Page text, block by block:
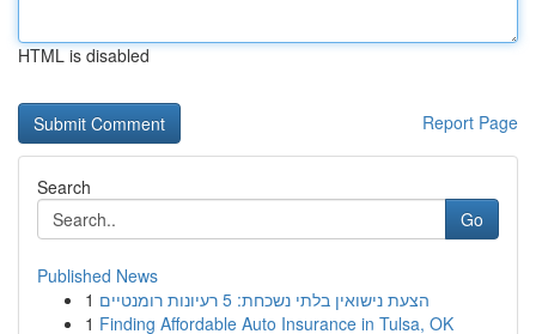
HTML is disabled
Report Page
Search
Go
Published News
1
הצעת נישואין בלתי נשכחת: 5 רעיונות רומנטיים
1 Finding Affordable Auto Insurance in Tulsa, OK